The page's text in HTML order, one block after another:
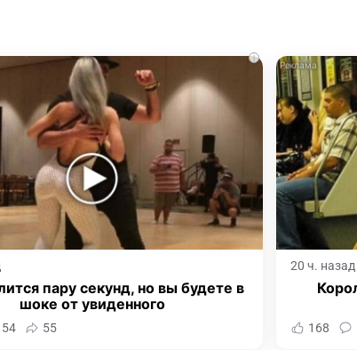
i
пару секунд, но вы будете в
шоке от увиденного
54 55
20 ч. назад
168